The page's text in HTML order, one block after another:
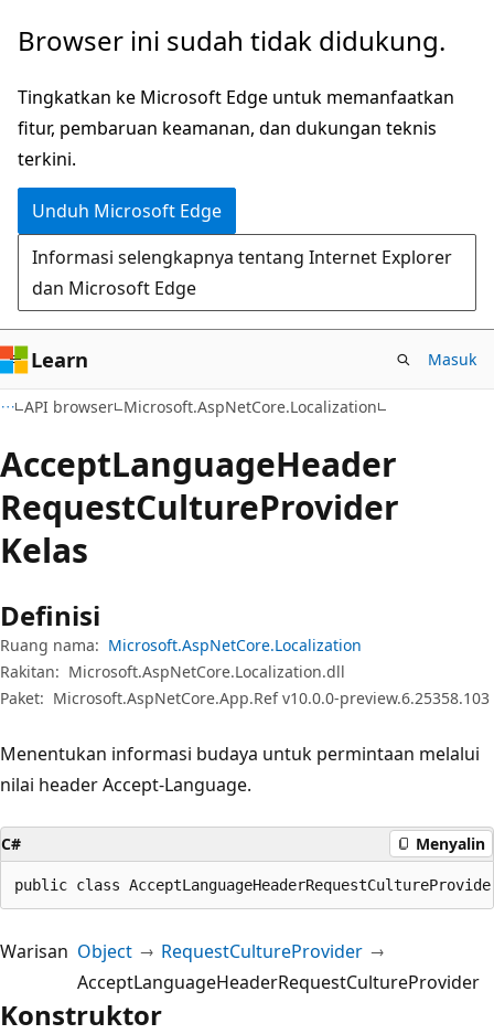
Lompati
konten
utama
Lewati
navigasi
dalam
halaman
Browser ini sudah tidak didukung.
Tingkatkan ke Microsoft Edge untuk memanfaatkan
fitur, pembaruan keamanan, dan dukungan teknis
terkini.
Unduh Microsoft Edge
Informasi selengkapnya tentang Internet Explorer
dan Microsoft Edge
Learn Masuk
API browser Microsoft.AspNetCore.Localization
AcceptLanguageHeader
RequestCultureProvider
Kelas
Definisi
Ruang nama: Microsoft.AspNetCore.Localization
Rakitan: Microsoft.AspNetCore.Localization.dll
Paket: Microsoft.AspNetCore.App.Ref v10.0.0-preview.6.25358.103
Menentukan informasi budaya untuk permintaan melalui
nilai header Accept-Language.
C# Menyalin
public class
Warisan Object
RequestCultureProvider
AcceptLanguageHeaderRequestCultureProvider
Konstruktor